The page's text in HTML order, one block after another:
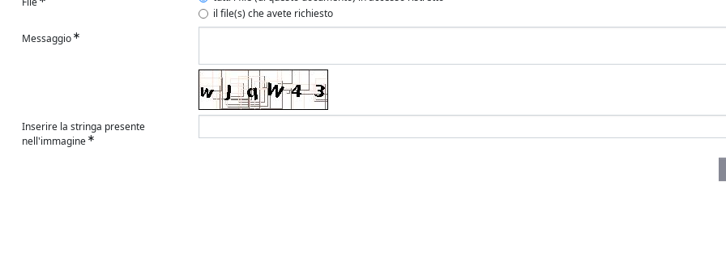
il file(s) che avete richiesto
Messaggio
Inserire la stringa presente
nell'immagine